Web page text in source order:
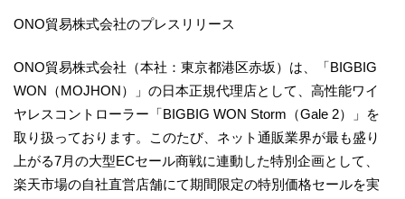
ONO貿易株式会社のプレスリリース
ONO貿易株式会社（本社：東京都港区赤坂）は、「BIGBIG
WON（MOJHON）」の日本正規代理店として、高性能ワイ
ヤレスコントローラー「BIGBIG WON Storm（Gale 2）」を
取り扱っております。このたび、ネット通販業界が最も盛り
上がる7月の大型ECセール商戦に連動した特別企画として、
楽天市場の自社直営店舗にて期間限定の特別価格セールを実